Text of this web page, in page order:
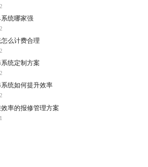
统哪家强
么计费合理
统定制方案
统如何提升效率
率的报修管理方案